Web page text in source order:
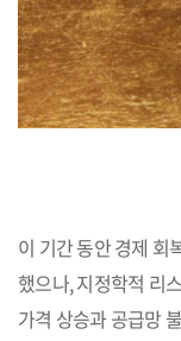
이 기간 동안 경제 회
했으나, 지정학적 리
가격 상승과 공급망